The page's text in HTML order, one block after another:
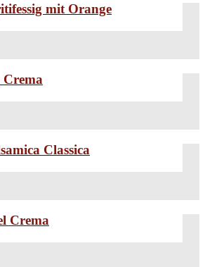
mit Orange
Classica
Crema